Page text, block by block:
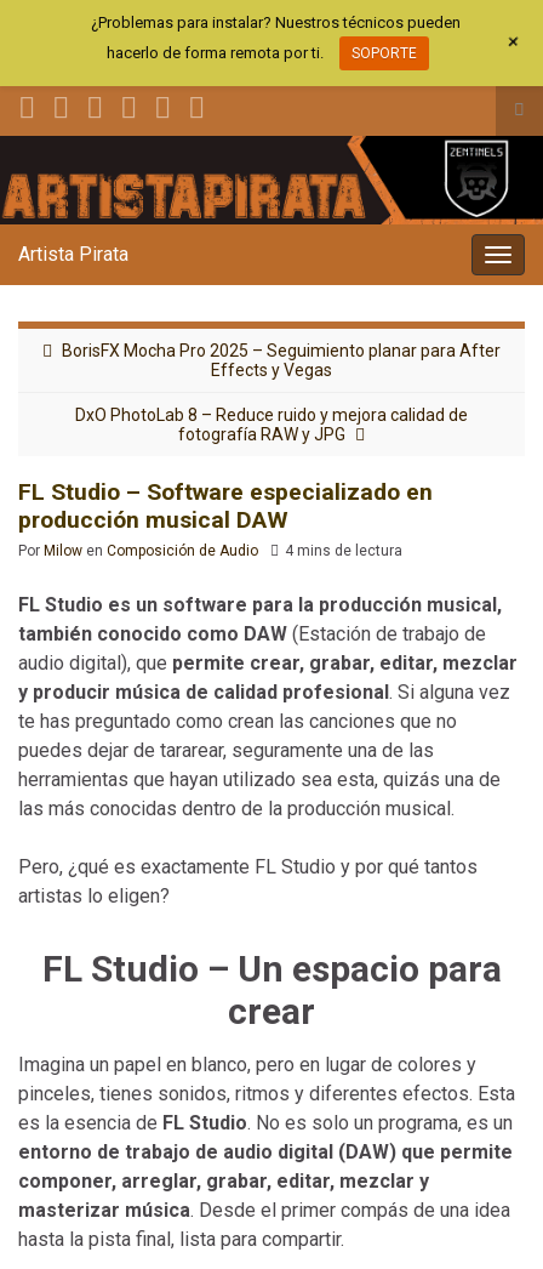
el
la
Artista Pirata
BorisFX Mocha Pro 2025 – Seguimiento planar para After
Effects y Vegas
DxO PhotoLab 8 – Reduce ruido y mejora calidad de
fotografía RAW y JPG
FL Studio – Software especializado en
producción musical DAW
Por Milow en Composición de Audio 4 mins de lectura
FL Studio es un software para la producción musical,
también conocido como DAW (Estación de trabajo de
audio digital), que permite crear, grabar, editar, mezclar
y producir música de calidad profesional. Si alguna vez
te has preguntado como crean las canciones que no
puedes dejar de tararear, seguramente una de las
herramientas que hayan utilizado sea esta, quizás una de
las más conocidas dentro de la producción musical.
Pero, ¿qué es exactamente FL Studio y por qué tantos
artistas lo eligen?
FL Studio – Un espacio para
crear
Imagina un papel en blanco, pero en lugar de colores y
pinceles, tienes sonidos, ritmos y diferentes efectos. Esta
es la esencia de FL Studio. No es solo un programa, es un
entorno de trabajo de audio digital (DAW) que permite
componer, arreglar, grabar, editar, mezclar y
masterizar música. Desde el primer compás de una idea
hasta la pista final, lista para compartir.
¿Problemas para instalar? Nuestros técnicos pueden
hacerlo de forma remota por ti.
SOPORTE +